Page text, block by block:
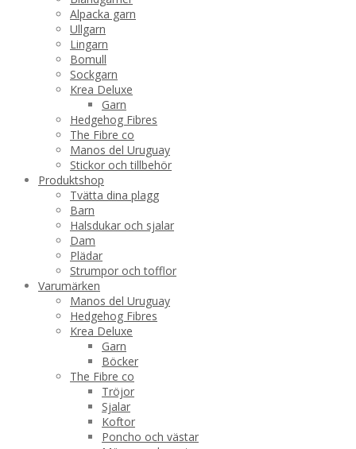
Alpacka garn
Ullgarn
Lingarn
Bomull
Sockgarn
Krea Deluxe
Garn
Hedgehog Fibres
The Fibre co
Manos del Uruguay
Stickor och tillbehör
Produktshop
Tvätta dina plagg
Barn
Halsdukar och sjalar
Dam
Plädar
Strumpor och tofflor
Varumärken
Manos del Uruguay
Hedgehog Fibres
Krea Deluxe
Garn
Böcker
The Fibre co
Tröjor
Sjalar
Koftor
Poncho och västar